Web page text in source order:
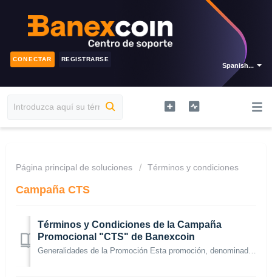
Spanish...
CONECTAR REGISTRARSE
Página principal de soluciones Términos y condiciones
Campaña CTS
Términos y Condiciones de la Campaña
Promocional "CTS" de Banexcoin
Generalidades de la Promoción Esta promoción, denominada "CTS", es ofrecida por Banexcoin S.A., con RUC 20603726139, domiciliada en Av. Pardo...